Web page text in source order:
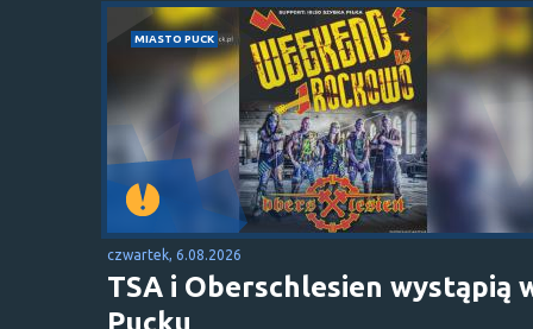
MIASTO PUCK
czwartek, 6.08.2026
TSA i Oberschlesien wystąpią
Pucku